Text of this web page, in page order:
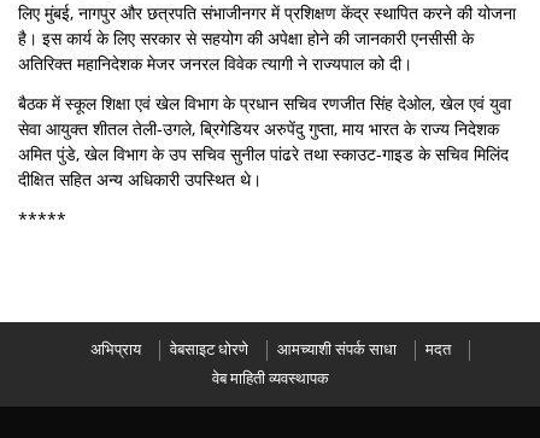
लिए मुंबई, नागपुर और छत्रपति संभाजीनगर में प्रशिक्षण केंद्र स्थापित करने की योजना
है। इस कार्य के लिए सरकार से सहयोग की अपेक्षा होने की जानकारी एनसीसी के
अतिरिक्त महानिदेशक मेजर जनरल विवेक त्यागी ने राज्यपाल को दी।
बैठक में स्कूल शिक्षा एवं खेल विभाग के प्रधान सचिव रणजीत सिंह देओल, खेल एवं युवा
सेवा आयुक्त शीतल तेली-उगले, ब्रिगेडियर अरुपेंदु गुप्ता, माय भारत के राज्य निदेशक
अमित पुंडे, खेल विभाग के उप सचिव सुनील पांढरे तथा स्काउट-गाइड के सचिव मिलिंद
दीक्षित सहित अन्य अधिकारी उपस्थित थे।
*****
अभिप्राय वेबसाइट धोरणे आमच्याशी संपर्क साधा
मदत
वेब माहिती व्यवस्थापक